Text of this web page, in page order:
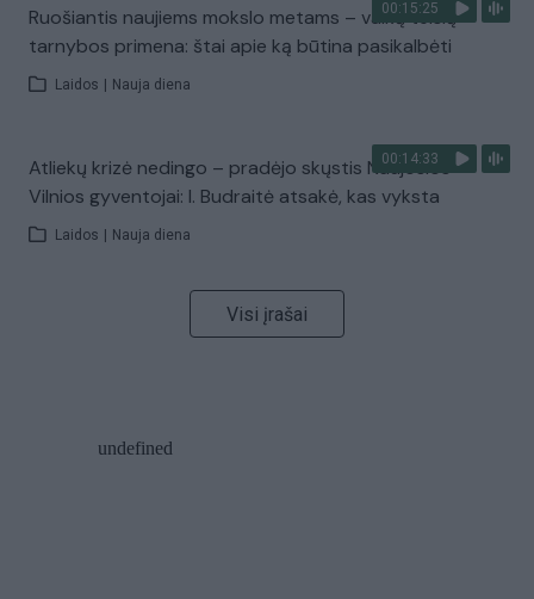
00:15:25
Ruošiantis naujiems mokslo metams – vaikų teisių
tarnybos primena: štai apie ką būtina pasikalbėti
Laidos Nauja diena
00:14:33
Atliekų krizė nedingo – pradėjo skųstis Naujosios
Vilnios gyventojai: I. Budraitė atsakė, kas vyksta
Laidos Nauja diena
Visi įrašai